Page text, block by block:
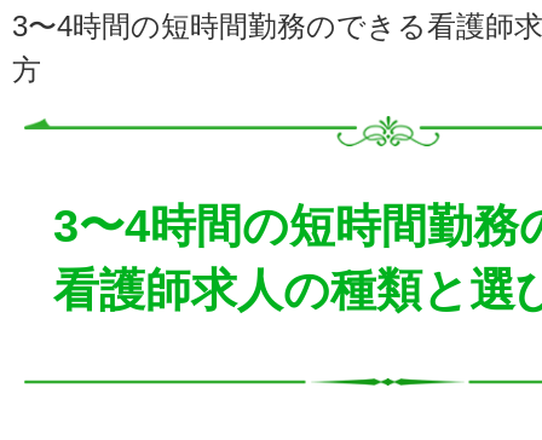
3〜4時間の短時間勤務のできる看護師
方
3〜4時間の短時間勤務
看護師求人の種類と選